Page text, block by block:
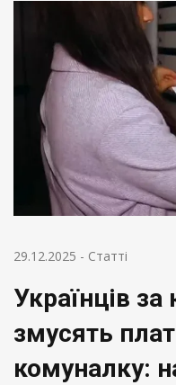
29.12.2025 - Статті
Українців
змусять
комуналку: